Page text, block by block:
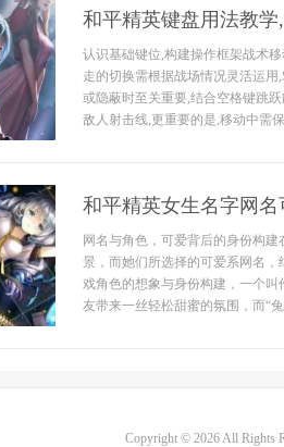
和平精英键盘用法教
认识基础键位,构建操作框架战术
走的切换需根据战场情况灵活运
或隐蔽时至关重要,结合空格键跳
敌人射击线,更重要的是,移动中需
和平精英女生名字网
网名与角色，可爱背后的身份构
景，而她们所选择的可爱系网名
戏角色的想象与身份构建，一个
友带来一丝轻松甜蜜的氛围，而“
Copyright © 2026 All Rights